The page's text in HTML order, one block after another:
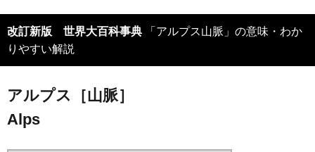
改訂新版 世界大百科事典 「アルプス山脈」の意味・わか
りやすい解説
アルプス［山脈］
Alps